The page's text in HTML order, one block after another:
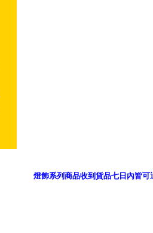
燈飾系列商品收到貨品七日內皆